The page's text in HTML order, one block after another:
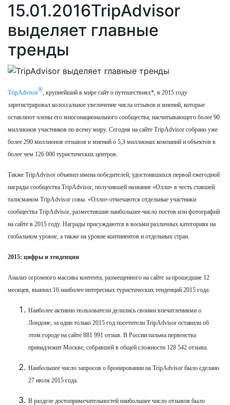
15.01.2016TripAdvisor
выделяет главные
тренды
TripAdvisor® , крупнейший в мире сайт о путешествиях*, в 2015 году
зарегистрировал колоссальное увеличение числа отзывов и мнений, которые
оставляют члены его многонационального сообщества, насчитывающего более 90
миллионов участников по всему миру. Сегодня на сайте TripAdvisor собрано уже
более 290 миллионов отзывов и мнений о 5,3 миллионах компаний и объектов в
более чем 126 000 туристических центров.
Также TripAdvisor объявил имена победителей, удостоившихся первой ежегодной
награды сообщества TripAdvisor, получившей название «Oлли» в честь ставшей
талисманом TripAdvisor совы. «Олли» отмечаются отдельные участники
сообщества TripAdvisor, разместившие наибольшее число постов или фотографий
на сайте в 2015 году. Награды присуждаются в восьми различных категориях на
глобальном уровне, а также на уровне континентов и отдельных стран.
2015: цифры и тенденции
Анализ огромного массива контента, размещенного на сайте за прошедшие 12
месяцев, выявил 10 наиболее интересных туристических тенденций 2015 года:
Наиболее активно пользователи делились своими впечатлениями о
Лoндоне, за один только 2015 год посетители TripAdvisor оставили об
этом городе на сайте 881 991 отзыв. В России пальма первенства
принадлежит Moскве, собравшей в общей сложности 128 542 отзыва.
Наибольшее число запросов о бронировании на TripAdvisor было сделано
27 июля 2015 года.
В разделе достопримечательностей наибольшее число отзывов было